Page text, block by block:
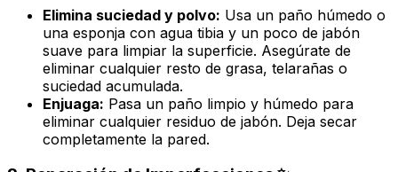
Elimina suciedad y polvo: Usa un paño húmedo o
una esponja con agua tibia y un poco de jabón
suave para limpiar la superficie. Asegúrate de
eliminar cualquier resto de grasa, telarañas o
suciedad acumulada.
Enjuaga: Pasa un paño limpio y húmedo para
eliminar cualquier residuo de jabón. Deja secar
completamente la pared.